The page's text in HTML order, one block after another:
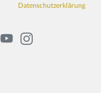
Datenschutzerklärung